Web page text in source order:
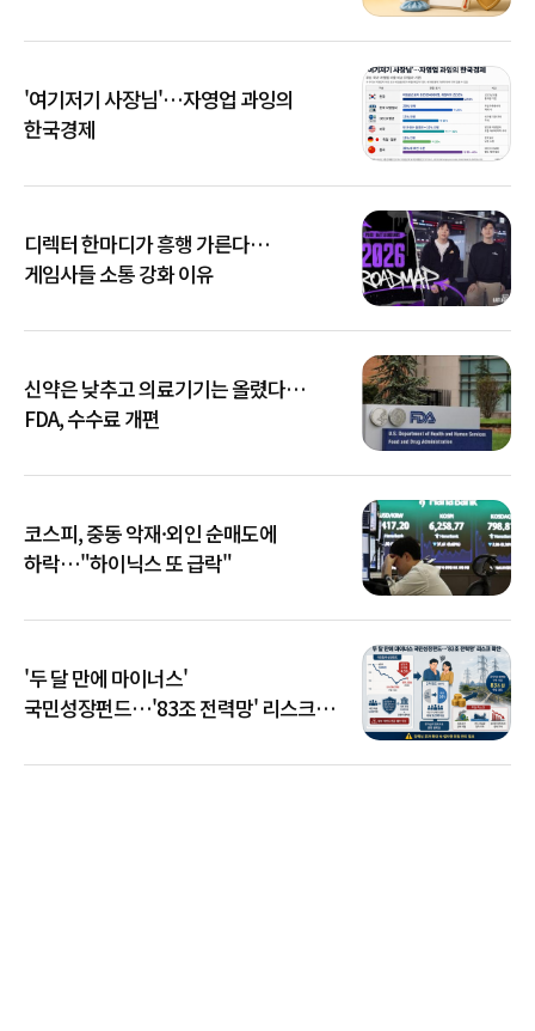
'여기저기 사장님'…자영업 과잉의
한국경제
디렉터 한마디가 흥행 가른다…
게임사들 소통 강화 이유
신약은 낮추고 의료기기는 올렸다…
FDA, 수수료 개편
코스피, 중동 악재·외인 순매도에
하락…"하이닉스 또 급락"
'두 달 만에 마이너스'
국민성장펀드…'83조 전력망' 리스크